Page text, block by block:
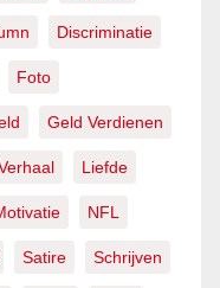
Discriminatie
Foto
Geld Verdienen
Liefde
NFL
Satire Schrijven